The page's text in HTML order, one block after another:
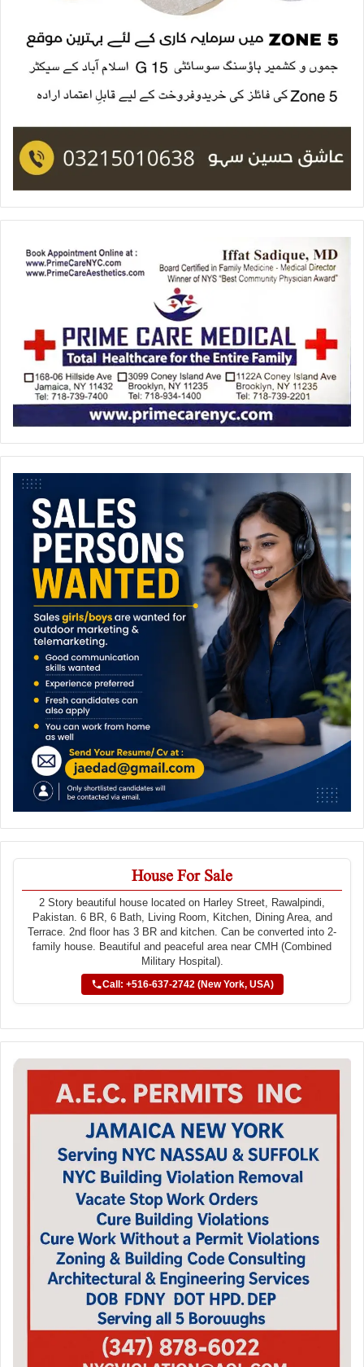
House For Sale
2 Story beautiful house located on Harley Street, Rawalpindi,
Pakistan. 6 BR, 6 Bath, Living Room, Kitchen, Dining Area, and
Terrace. 2nd floor has 3 BR and kitchen. Can be converted into 2-
family house. Beautiful and peaceful area near CMH (Combined
Military Hospital).
Call: +516-637-2742 (New York, USA)